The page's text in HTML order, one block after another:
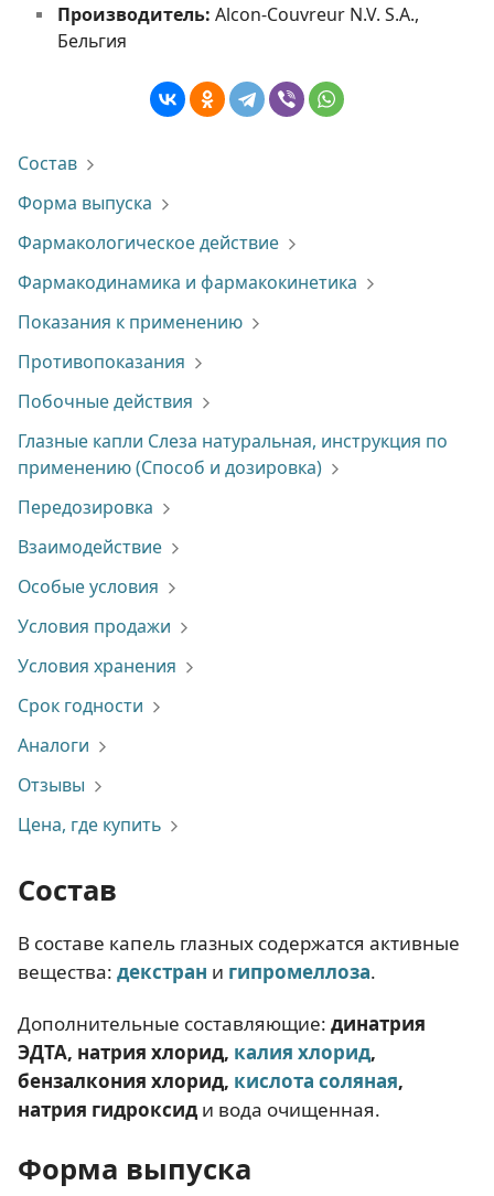
Производитель: Alcon-Couvreur N.V. S.A.,
Бельгия
Состав
Форма выпуска
Фармакологическое действие
Фармакодинамика и фармакокинетика
Показания к применению
Противопоказания
Побочные действия
Глазные капли Слеза натуральная, инструкция по
применению (Способ и дозировка)
Передозировка
Взаимодействие
Особые условия
Условия продажи
Условия хранения
Срок годности
Аналоги
Отзывы
Цена, где купить
Состав
В составе капель глазных содержатся активные
вещества: декстран и гипромеллоза.
Дополнительные составляющие: динатрия
ЭДТА, натрия хлорид, калия хлорид,
бензалкония хлорид, кислота соляная,
натрия гидроксид и вода очищенная.
Форма выпуска